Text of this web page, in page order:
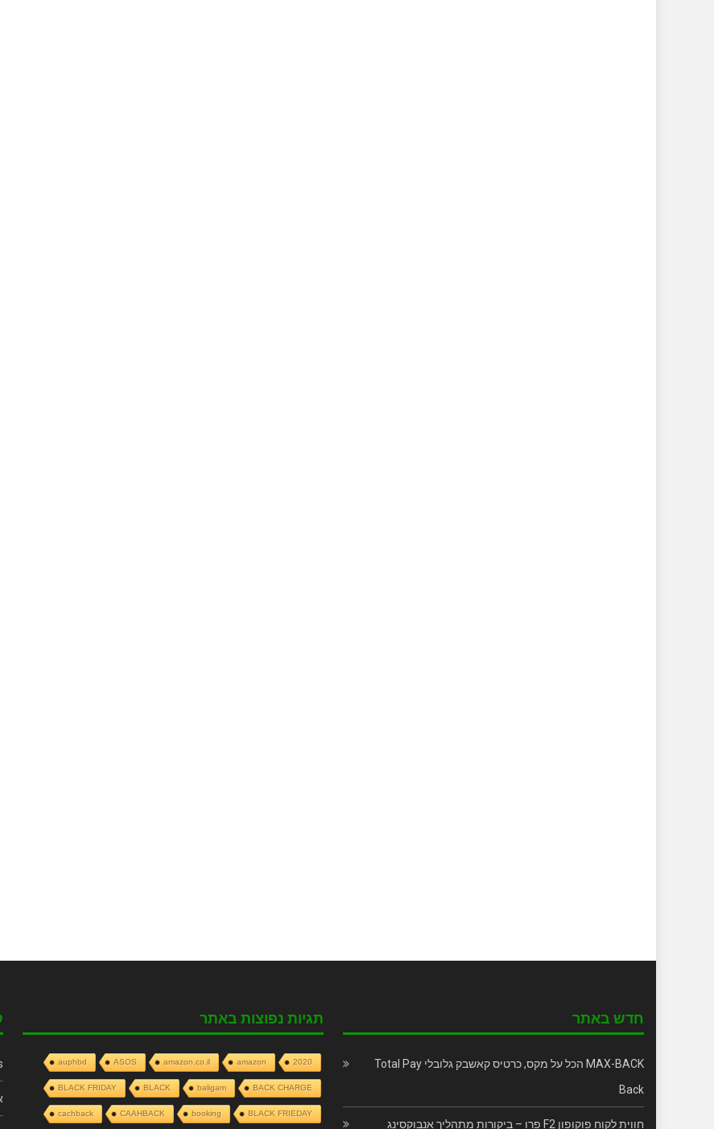
תגיות נפוצות באתר
2020
amazon
amazon.co.il
ASOS
auphbd
BACK CHARGE
baligam
BLACK
BLACK FRIDAY
BLACK FRIEDAY
booking
CAAHBACK
cachback
חדש באתר
MAX-BACK הכל על מקס, כרטיס קאשבק גלובלי Total Pay
Back
חווית לקוח פוקופון F2 פרו – ביקורות מתהליך אנבוקסינג